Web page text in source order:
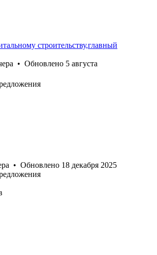
строительству,главный
• Обновлено 5 августа
• Обновлено 18 декабря 2025